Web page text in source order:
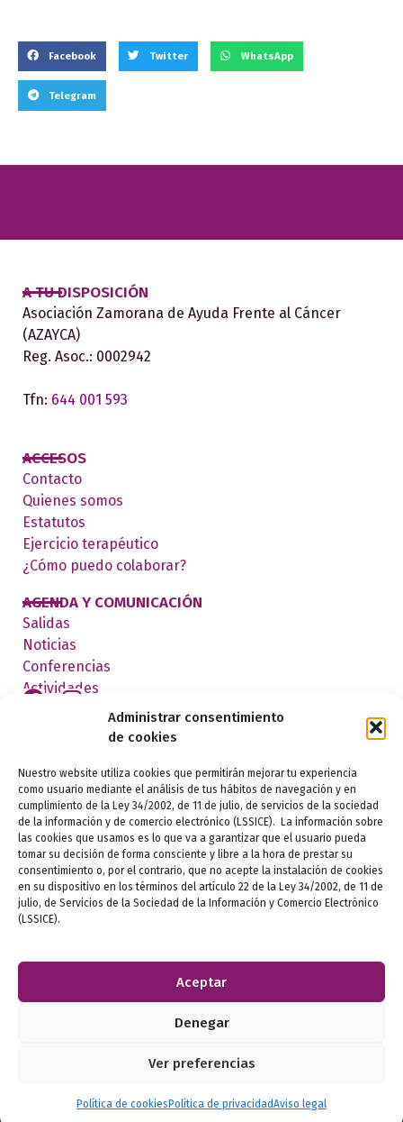
Administrar consentimiento
de cookies
Nuestro website utiliza cookies que permitirán mejorar tu experiencia
como usuario mediante el análisis de tus hábitos de navegación y en
cumplimiento de la Ley 34/2002, de 11 de julio, de servicios de la sociedad
de la información y de comercio electrónico (LSSICE). La información sobre
las cookies que usamos es lo que va a garantizar que el usuario pueda
tomar su decisión de forma consciente y libre a la hora de prestar su
consentimiento o, por el contrario, que no acepte la instalación de cookies
en su dispositivo en los términos del artículo 22 de la Ley 34/2002, de 11 de
julio, de Servicios de la Sociedad de la Información y Comercio Electrónico
(LSSICE).
Aceptar
Denegar
Ver preferencias
Política de cookies Política de privacidadAviso legal
Facebook Twitter WhatsApp
Telegram
A TU DISPOSICIÓN
Asociación Zamorana de Ayuda Frente al Cáncer
(AZAYCA)
Reg. Asoc.: 0002942
Tfn: 644 001 593
ACCESOS
Contacto
Quienes somos
Estatutos
Ejercicio terapéutico
¿Cómo puedo colaborar?
AGENDA Y COMUNICACIÓN
Salidas
Noticias
Conferencias
Actividades
Aviso legal